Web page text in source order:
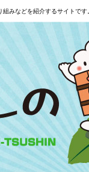
組みなどを紹介するサイトです